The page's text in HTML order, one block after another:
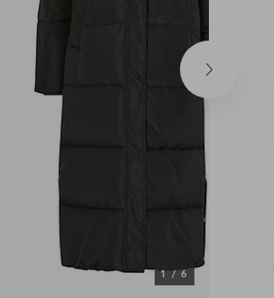
Volgend
1/6